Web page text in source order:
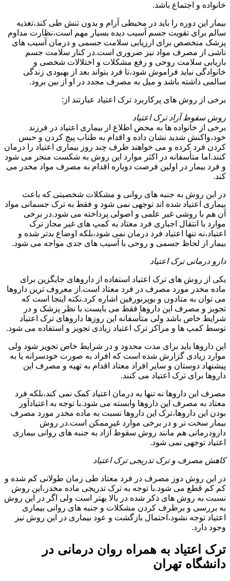
خانواده و اجتماع باشد.
بیمار این دوره را باید در محیطی آرام و بدون تنش طی کند،تغذیه
سالم برای تقویت جسم آسیب دیده بسیار مهم است،نظارت مداوم
پزشک متخصص برای ارزیابی سلامت جسمی و درمان آسیب های
ناشی از مصرف مواد نیز ضروری است.در کنار سلامت جسم
بازیابی سلامت روحی و رفع مشکلات و اختلالات شخصی و
خانوادگی نباید فراموش شود،تا فرد بتواند بعد از بهبودی زندگی
سالمی داشته باشد و میل به مصرف مجدد در او از بین برود.
برخی از روش های پرکاربرد ترک اعتیاد عبارتند از:
روش سقوط آزاد ترک اعتیاد
برخی از خانواده ها به محض اطلاع از بیماری اعتیاد در فرزند
خود،واکنش شدید نشان داده و اقدام به طناب پیچ کردن و حبس
کردن فرد کرده و می خواهند ظرف چند روز بیماری اعتیاد را درمان
کنند.اما متأسفانه در اکثر موارد این روش به شکست منجر می شود
و فرد بیمار در اولین فرصت دوباره اقدام به مصرف مواد مخدر می
کند.
در این روش به جنبه های روانی و مشکلات شخصیتی که باعث
بیماری اعتیاد شده اند توجهی نمی شود و فقط به ترک جسمانی مواد
آن هم با روشی غیر علمی و اصولی پرداخته می شود.در برخی
موارد با انتقال اجباری فرد معتاد به کمپ های غیر مجاز ترک
اعتیاد،نه تنها اعتیاد فرد درمان نمی شود،بلکه اوضاع بدتر شده و
بیمار از لحاظ جسمی و روحی با آسیب های جدی مواجه می شود.
دارو درمانی ترک اعتیاد
یکی از روش های ترک اعتیاد استفاده از داروهای جایگزین برای
ماده مخدر مورد مصرف در فرد معتاد است.از معروف ترین داروها
می توان به متادون و بوپرنورفین اشاره کرد.نکته اینجا است که
تجویز و مصرف این داروها فقط می بایست با نظر پزشک و در
شرایط خاص باشد ولی متأسفانه این روزها داروهای ترک اعتیاد
توسط کمپ ها و مراکز ترک اعتیاد زیادی تجویز و استفاده می شود.
این داروها باید برای مدت محدود و در شرایط خاص تجویز شود ولی
موارد زیادی گزارش شده است که افراد به صورت خودسرانه یا به
پیشنهاد دوستان و سایر افراد معتاد اقدام به تهیه و مصرف این
داروها برای ترک اعتیاد می کنند.
مصرف این داروها نه تنها به درمان اعتیاد کمک نمی کند،بلکه فرد
معتاد به مصرف این داروها وابسته می شود.با توجه به اعتیادآور
بودن این داروها،ترک این داروها نسبت به ماده مخدر مورد مصرف
بیمار سخت تر و در برخی موارد غیرممکن است.در روش
دارودرمانی هم مانند روش سقوط آزاد به جنبه های روانی بیماری
اعتیاد توجهی نمی شود.
کاهش مصرف و ترک تدریجی ترک اعتیاد
در این روش دوز مصرف در فرد معتاد طی زمان طولانی کم شده و
کم کم قطع می شود.با توجه به ترک تدریجی ماده مخدر،این روش
نسبت به روش های ذکر شده در بالا بهتر است ولی اگر در این روش
به بررسی و برطرف کردن مشکلات و جنبه های روانی بیماری
اعتیاد توجه نشود،احتمال بازگشت و عود بیماری در این روش نیز
وجود دارد.
ترک اعتیاد به همراه روان درمانی در
دانشگاه تهران